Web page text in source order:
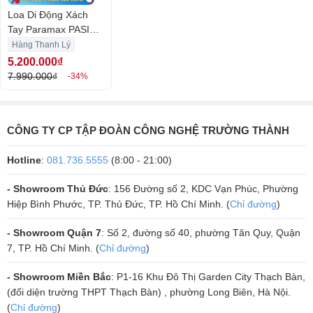
Dome loa được làm từ chất liệu AL tinh khiết đạt tần số siêu cao mà
mạnh gấp 9 lần chất liệu thông thường, giúp loa có thể tái tạo dải âm
Loa Di Động Xách
Tay Paramax PASION
2 (Chính Hãng mới
99%)
Hàng Thanh Lý
5.200.000₫
7.990.000₫ -34%
CÔNG TY CP TẬP ĐOÀN CÔNG NGHỆ TRƯỜNG THÀNH
Hotline: 081.736.5555 (8:00 - 21:00)
- Showroom Thủ Đức: 156 Đường số 2, KDC Vạn Phúc, Phường
Hiệp Bình Phước, TP. Thủ Đức, TP. Hồ Chí Minh. (Chỉ đường)
- Showroom Quận 7: Số 2, đường số 40, phường Tân Quy, Quận
7, TP. Hồ Chí Minh. (Chỉ đường)
- Showroom Miền Bắc: P1-16 Khu Đô Thị Garden City Thạch Bàn,
(đối diện trường THPT Thạch Bàn) , phường Long Biên, Hà Nội.
(Chỉ đường)